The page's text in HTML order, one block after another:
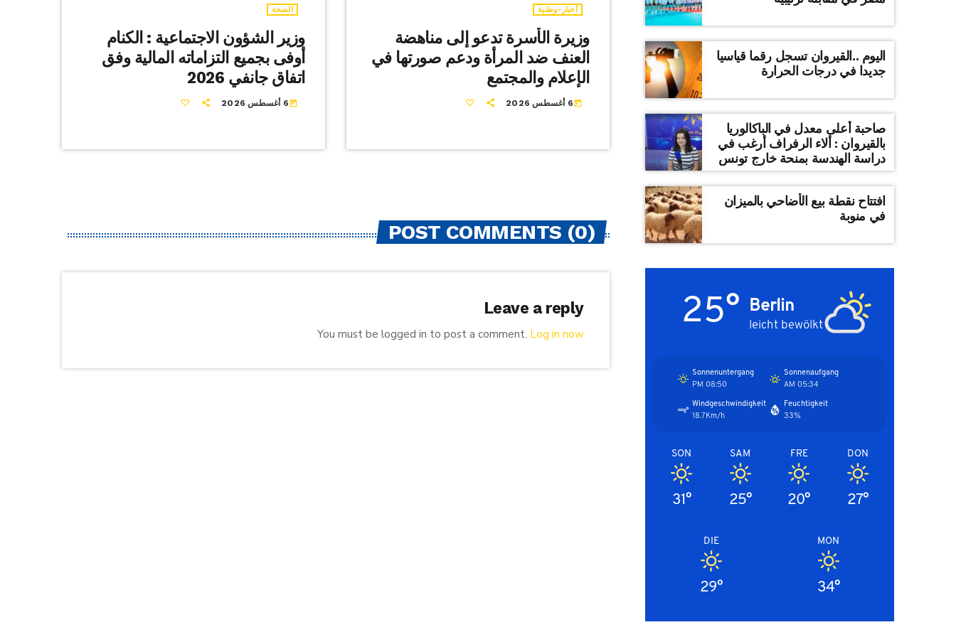
الصحة
وزير الشؤون الاجتماعية : الكنام
أوفى بجميع التزاماته المالية وفق
اتفاق جانفي 2026
today6 أغسطس 2026
أخبار-وطنية
وزيرة الأسرة تدعو إلى مناهضة
العنف ضد المرأة ودعم صورتها في
الإعلام والمجتمع
today6 أغسطس 2026
POST COMMENTS (0)
Leave a reply
You must be logged in to post a comment. Log in now
اليوم ..القيروان تسجل رقما قياسيا
جديدا في درجات الحرارة
صاحبة أعلى معدل في الباكالوريا
بالقيروان : ألاء الرفراف أرغب في
دراسة الهندسة بمنحة خارج تونس
افتتاح نقطة بيع الأضاحي بالميزان
في منوبة
Berlin
leicht bewölkt
25°
Sonnenaufgang
05:34 AM
Sonnenuntergang
08:50 PM
Feuchtigkeit
33%
Windgeschwindigkeit
18.7Km/h
DON
27°
FRE
20°
SAM
25°
SON
31°
MON
34°
DIE
29°